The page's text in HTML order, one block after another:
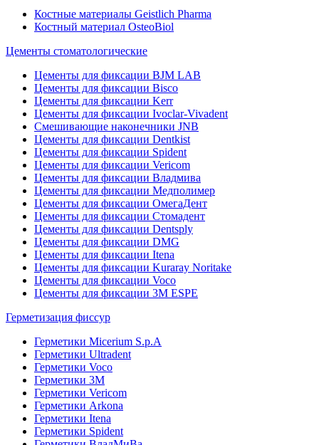
Костные материалы Geistlich Pharma
Костный материал OsteoBiol
Цементы стоматологические
Цементы для фиксации BJM LAB
Цементы для фиксации Bisco
Цементы для фиксации Kerr
Цементы для фиксации Ivoclar-Vivadent
Смешивающие наконечники JNB
Цементы для фиксации Dentkist
Цементы для фиксации Spident
Цементы для фиксации Vericom
Цементы для фиксации Владмива
Цементы для фиксации Медполимер
Цементы для фиксации ОмегаДент
Цементы для фиксации Стомадент
Цементы для фиксации Dentsply
Цементы для фиксации DMG
Цементы для фиксации Itena
Цементы для фиксации Kuraray Noritake
Цементы для фиксации Voco
Цементы для фиксации 3M ESPE
Герметизация фиссур
Герметики Micerium S.p.A
Герметики Ultradent
Герметики Voco
Герметики 3M
Герметики Vericom
Герметики Arkona
Герметики Itena
Герметики Spident